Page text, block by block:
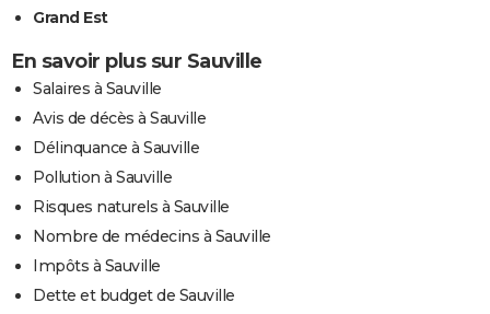
Grand Est
En savoir plus sur Sauville
Salaires à Sauville
Avis de décès à Sauville
Délinquance à Sauville
Pollution à Sauville
Risques naturels à Sauville
Nombre de médecins à Sauville
Impôts à Sauville
Dette et budget de Sauville